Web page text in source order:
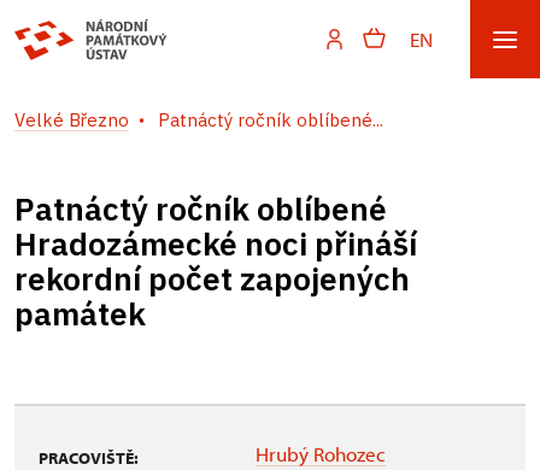
EN
Velké Březno Patnáctý ročník oblíbené...
Patnáctý ročník oblíbené
Hradozámecké noci přináší
rekordní počet zapojených
památek
PRACOVIŠTĚ: Hrubý Rohozec